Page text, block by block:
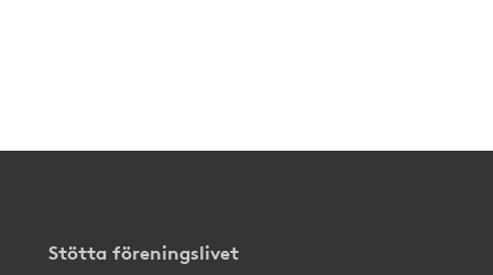
Stötta föreningslivet